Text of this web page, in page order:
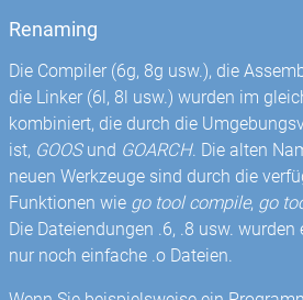
Renaming
Die Compiler (6g, 8g usw.), die
die Linker (6l, 8l usw.) wurden im
kombiniert, die durch die
ist, GOOSund GOARCH. Die alten
neuen Werkzeuge sind durch die
Funktionen wie go tool compile, go
Die Dateiendungen .6, .8 usw.
nur noch einfache .o Dateien.